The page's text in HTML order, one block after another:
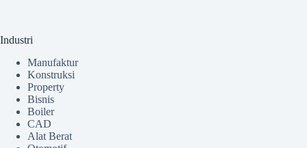
Industri
Manufaktur
Konstruksi
Property
Bisnis
Boiler
CAD
Alat Berat